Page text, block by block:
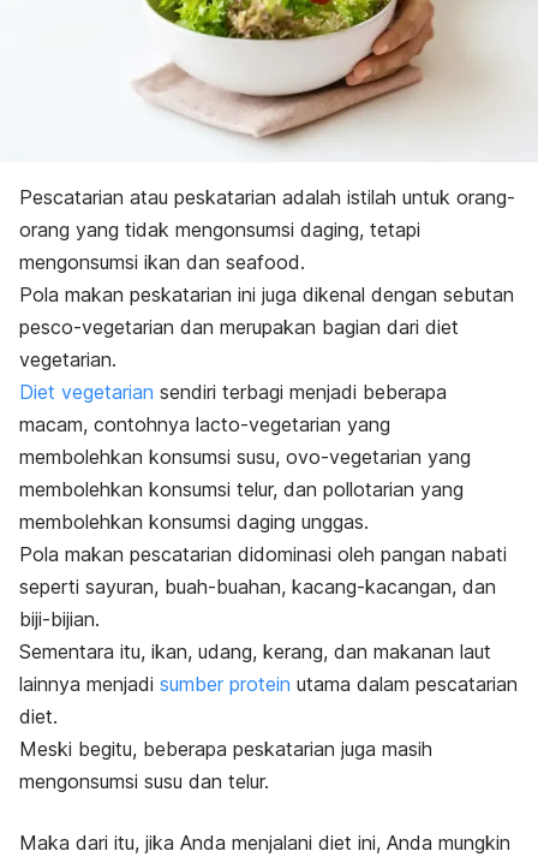
Pescatarian atau peskatarian adalah istilah untuk orang-
orang yang tidak mengonsumsi daging, tetapi
mengonsumsi ikan dan seafood.
Pola makan peskatarian ini juga dikenal dengan sebutan
pesco-vegetarian dan merupakan bagian dari diet
vegetarian.
Diet vegetarian sendiri terbagi menjadi beberapa
macam, contohnya lacto-vegetarian yang
membolehkan konsumsi susu, ovo-vegetarian yang
membolehkan konsumsi telur, dan pollotarian yang
membolehkan konsumsi daging unggas.
Pola makan pescatarian didominasi oleh pangan nabati
seperti sayuran, buah-buahan, kacang-kacangan, dan
biji-bijian.
Sementara itu, ikan, udang, kerang, dan makanan laut
lainnya menjadi sumber protein utama dalam pescatarian
diet.
Meski begitu, beberapa peskatarian juga masih
mengonsumsi susu dan telur.
Maka dari itu, jika Anda menjalani diet ini, Anda mungkin